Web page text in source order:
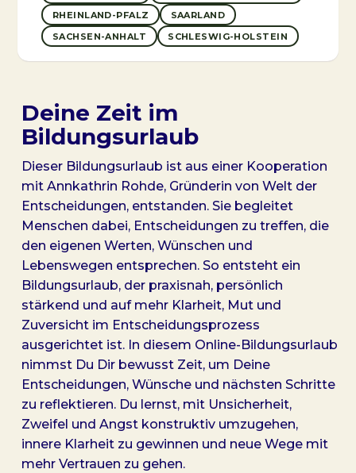
RHEINLAND-PFALZ
SAARLAND
SACHSEN-ANHALT
SCHLESWIG-HOLSTEIN
Deine Zeit im
Bildungsurlaub
Dieser Bildungsurlaub ist aus einer Kooperation
mit Annkathrin Rohde, Gründerin von Welt der
Entscheidungen, entstanden. Sie begleitet
Menschen dabei, Entscheidungen zu treffen, die
den eigenen Werten, Wünschen und
Lebenswegen entsprechen. So entsteht ein
Bildungsurlaub, der praxisnah, persönlich
stärkend und auf mehr Klarheit, Mut und
Zuversicht im Entscheidungsprozess
ausgerichtet ist.‍ In diesem Online-Bildungsurlaub
nimmst Du Dir bewusst Zeit, um Deine
Entscheidungen, Wünsche und nächsten Schritte
zu reflektieren. Du lernst, mit Unsicherheit,
Zweifel und Angst konstruktiv umzugehen,
innere Klarheit zu gewinnen und neue Wege mit
mehr Vertrauen zu gehen.